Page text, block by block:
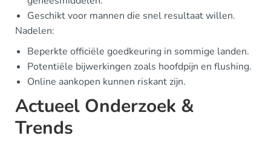
Geschikt voor mannen die snel resultaat willen.
Nadelen:
Beperkte officiële goedkeuring in sommige landen.
Potentiële bijwerkingen zoals hoofdpijn en flushing.
Online aankopen kunnen riskant zijn.
Actueel Onderzoek &
Trends